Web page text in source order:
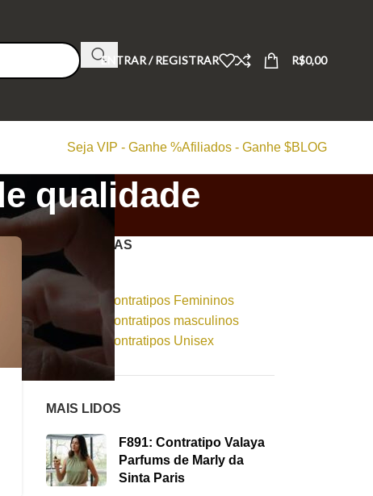
ENTRAR / REGISTRAR R$0,00
Seja VIP - Ganhe %Afiliados - Ganhe $BLOG
qualidade
CATEGORIAS
Dicas
Perfumes Contratipos Femininos
Perfumes Contratipos masculinos
Perfumes Contratipos Unisex
MAIS LIDOS
F891: Contratipo Valaya
Parfums de Marly da
Sinta Paris